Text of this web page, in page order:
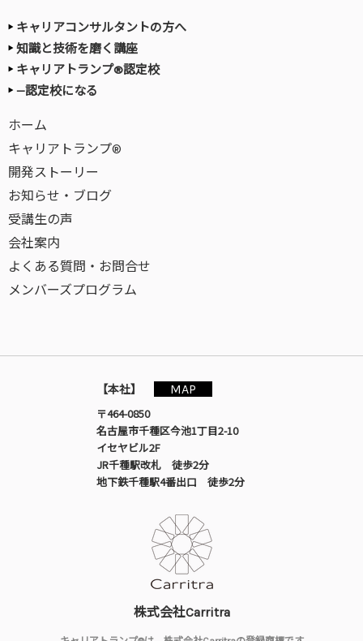
キャリアコンサルタントの方へ
知識と技術を磨く講座
キャリアトランプ®認定校
—認定校になる
ホーム
キャリアトランプ®
開発ストーリー
お知らせ・ブログ
受講生の声
会社案内
よくある質問・お問合せ
メンバーズプログラム
【本社】
MAP
〒464-0850
名古屋市千種区今池1丁目2-10
イセヤビル2F
JR千種駅改札 徒歩2分
地下鉄千種駅4番出口 徒歩2分
株式会社Carritra